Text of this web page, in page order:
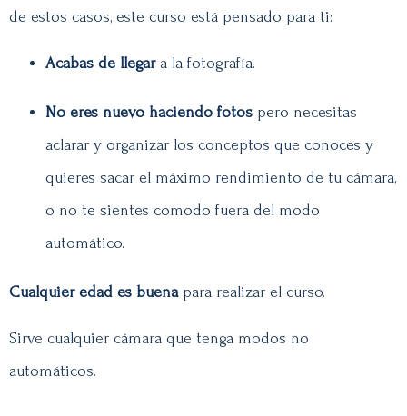
de estos casos, este curso está pensado para ti:
Acabas de llegara la fotografía.
No eres nuevo haciendo fotos pero necesitas
aclarar y organizar los conceptos que conoces y
quieres sacar el máximo rendimiento de tu cámara,
o no te sientes comodo fuera del modo
automático.
Cualquier edad es buena para realizar el curso.
Sirve cualquier cámara que tenga modos no
automáticos.